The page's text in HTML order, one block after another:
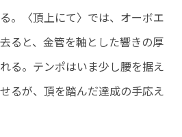
。〈頂上にて〉では、オーボエ
ると、金管を軸とした響きの厚
る。テンポはいま少し腰を据え
るが、頂を踏んだ達成の手応え